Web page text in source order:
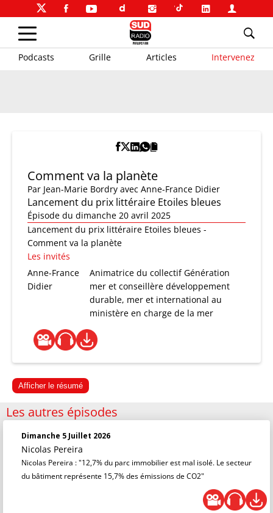
Podcasts Grille Articles Intervenez
Comment va la planète
Par Jean-Marie Bordry avec Anne-France Didier
Lancement du prix littéraire Etoiles bleues
Épisode du dimanche 20 avril 2025
Lancement du prix littéraire Etoiles bleues -
Comment va la planète
Les invités
Anne-France
Didier
Animatrice du collectif Génération
mer et conseillère développement
durable, mer et international au
ministère en charge de la mer
Afficher le résumé
Les autres épisodes
Dimanche 5 Juillet 2026
Nicolas Pereira
Nicolas Pereira : "12,7% du parc immobilier est mal isolé. Le secteur
du bâtiment représente 15,7% des émissions de CO2"